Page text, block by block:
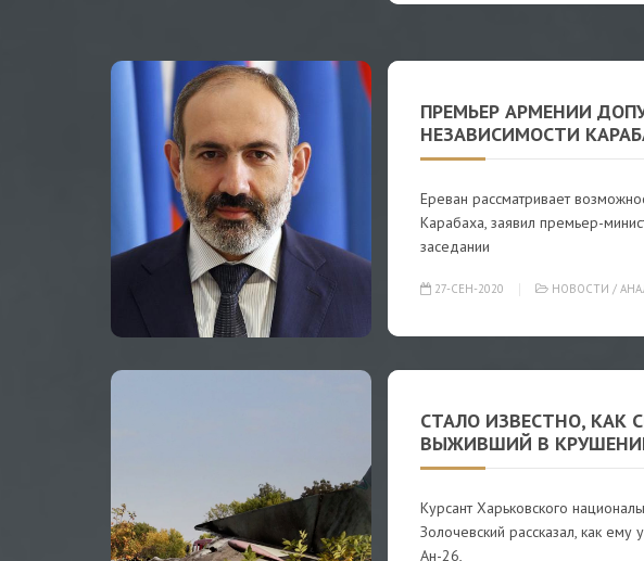
ПРЕМЬЕР АРМЕНИИ
НЕЗАВИСИМОСТИ
Ереван рассматривает
Карабаха, заявил премьер-
заседании
27-СЕН-2020 НОВОСТИ /
СТАЛО ИЗВЕСТНО, КАК
ВЫЖИВШИЙ В
Курсант Харьковского
Золочевский рассказал, как ему
Ан-26,